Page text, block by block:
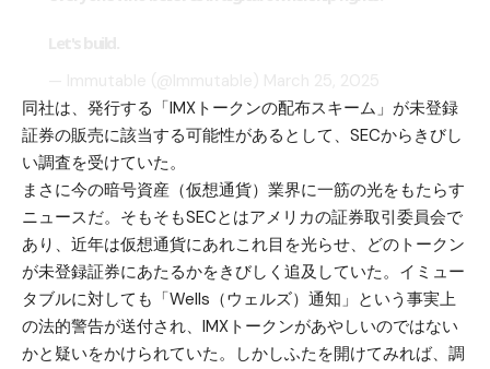
同社は、発行する「IMXトークンの配布スキーム」が未登録
証券の販売に該当する可能性があるとして、SECからきびし
い調査を受けていた。
まさに今の暗号資産（仮想通貨）業界に一筋の光をもたらす
ニュースだ。そもそもSECとはアメリカの証券取引委員会で
あり、近年は仮想通貨にあれこれ目を光らせ、どのトークン
が未登録証券にあたるかをきびしく追及していた。イミュー
タブルに対しても「Wells（ウェルズ）通知」という事実上
の法的警告が送付され、IMXトークンがあやしいのではない
かと疑いをかけられていた。しかしふたを開けてみれば、調